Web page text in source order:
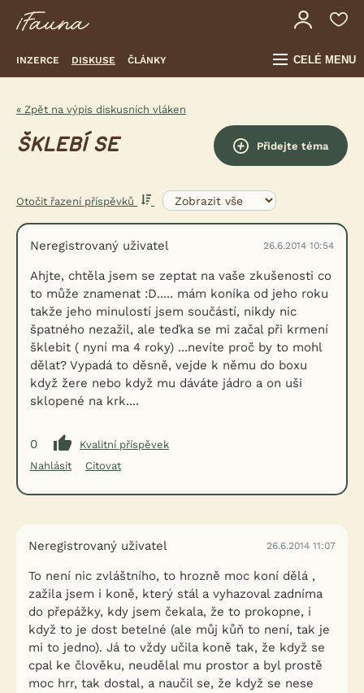
INZERCE DISKUSE ČLÁNKY CELÉ MENU
« Zpět na výpis diskusních vláken
ŠKLEBÍ SE Přidejte téma
Otočit řazení příspěvků
Neregistrovaný uživatel 26.6.2014 10:54
Ahjte, chtěla jsem se zeptat na vaše zkušenosti co
to může znamenat :D..... mám koníka od jeho roku
takže jeho minulostí jsem součástí, nikdy nic
špatného nezažil, ale teďka se mi začal při krmení
šklebit ( nyní ma 4 roky) ...nevíte proč by to mohl
dělat? Vypadá to děsně, vejde k němu do boxu
když žere nebo když mu dáváte jádro a on uši
sklopené na krk....
0
Kvalitní příspěvek
Nahlásit
Citovat
Neregistrovaný uživatel 26.6.2014 11:07
To není nic zvláštního, to hrozně moc koní dělá ,
zažila jsem i koně, který stál a vyhazoval zadníma
do přepážky, kdy jsem čekala, že to prokopne, i
když to je dost betelné (ale můj kůň to není, tak je
mi to jedno). Já to vždy učila koně tak, že když se
cpal ke člověku, neudělal mu prostor a byl prostě
moc hrr, tak dostal, a naučil se, že když se nese